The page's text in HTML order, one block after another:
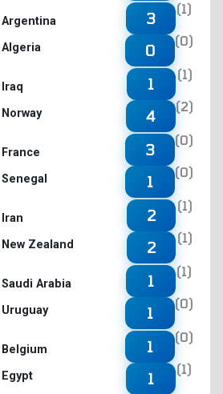
Argentina
Algeria
3
(1)
0
(0)
Iraq
Norway
1
(1)
4
(2)
France
Senegal
3
(0)
1
(0)
Iran
New Zealand
2
(1)
2
(1)
Saudi Arabia
Uruguay
1
(1)
1
(0)
Belgium
Egypt
1
(0)
1
(1)